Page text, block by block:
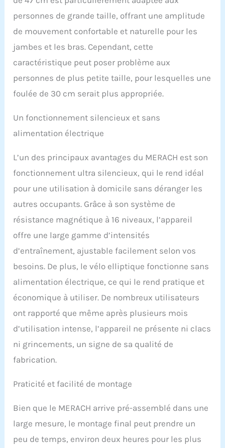
offre une précision
maximale pour votre
niveau de performance
synchronisation des
applications et analyse
intelligente des données
: suivez vos progrès via
Bluetooth directement
amateurs de technologie
historique
d'entraînement et
recherchent une
expérience interactive en
domicile. Grande
longueur de foulée de 47
articulations et
souplesse : la longueur
47 cm est idéale pour les
utilisateurs de 1,57 à 1,95
billes précis assurent un
mouvement fluide qui
donne la sensation d'un
appareil de studio
professionnel. Grande
carbone renforcé permet
180 kg. Ce cross Trainer
maintien ferme et sans
vacillement sur tous les
personnes de grande taille, offrant une amplitude
de mouvement confortable et naturelle pour les
jambes et les bras. Cependant, cette
caractéristique peut poser problème aux
personnes de plus petite taille, pour lesquelles une
foulée de 30 cm serait plus appropriée.
Un fonctionnement silencieux et sans
alimentation électrique
L’un des principaux avantages du MERACH est son
fonctionnement ultra silencieux, qui le rend idéal
pour une utilisation à domicile sans déranger les
autres occupants. Grâce à son système de
résistance magnétique à 16 niveaux, l’appareil
offre une large gamme d’intensités
d’entraînement, ajustable facilement selon vos
besoins. De plus, le vélo elliptique fonctionne sans
alimentation électrique, ce qui le rend pratique et
économique à utiliser. De nombreux utilisateurs
ont rapporté que même après plusieurs mois
d’utilisation intense, l’appareil ne présente ni clacs
ni grincements, un signe de sa qualité de
fabrication.
Praticité et facilité de montage
Bien que le MERACH arrive pré-assemblé dans une
large mesure, le montage final peut prendre un
peu de temps, environ deux heures pour les plus